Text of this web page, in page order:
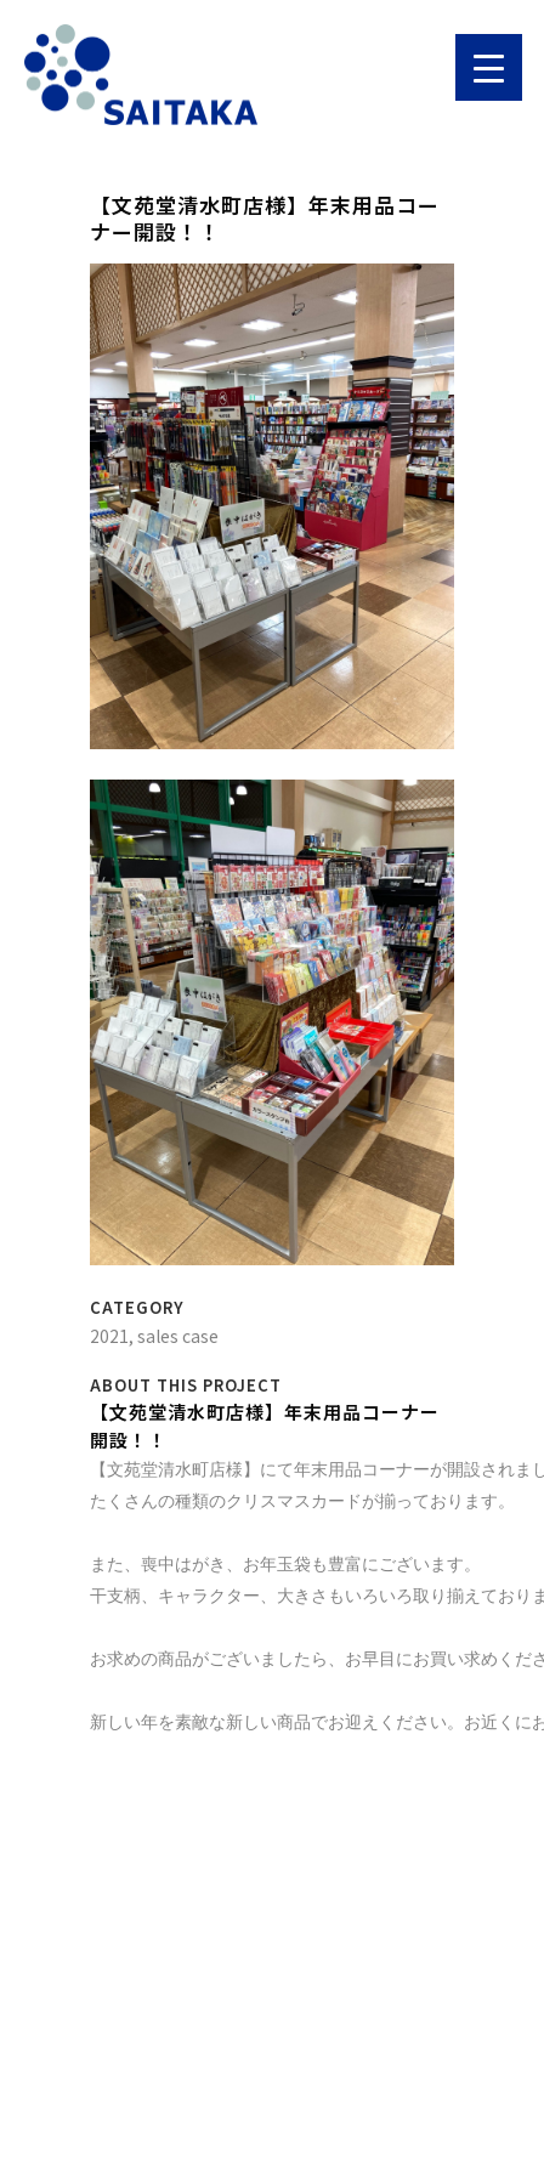
【文苑堂清水町店様】年末用品コー
ナー開設！！
CATEGORY
2021, sales case
ABOUT THIS PROJECT
【文苑堂清水町店様】年末用品コーナー
開設！！
【文苑堂清水町店様】にて年末用品コーナーが開設されま
たくさんの種類のクリスマスカードが揃っております。
また、喪中はがき、お年玉袋も豊富にございます。
干支柄、キャラクター、大きさもいろいろ取り揃えており
お求めの商品がございましたら、お早目にお買い求めくだ
新しい年を素敵な新しい商品でお迎えください。お近くに